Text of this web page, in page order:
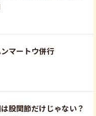
マートウ併行
股関節だけじゃない？